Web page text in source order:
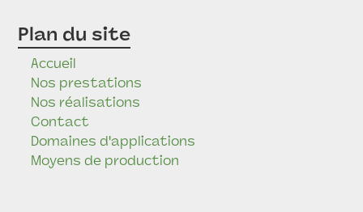
Plan du site
Accueil
Nos prestations
Nos réalisations
Contact
Domaines d'applications
Moyens de production